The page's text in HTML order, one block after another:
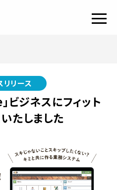
リリース
ジネスにフィット
たしました